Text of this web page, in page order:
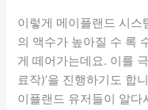
이렇게 메이플랜드 시스
의 액수가 높아질 수 록
게 떼어가는데요. 이를
료작)’을 진행하기도 합
이플랜드 유저들이 알